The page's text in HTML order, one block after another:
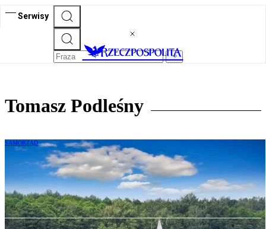
Serwisy
Tomasz Podleśny
SAMORZĄD
Jak zakazać motorówek na jeziorze